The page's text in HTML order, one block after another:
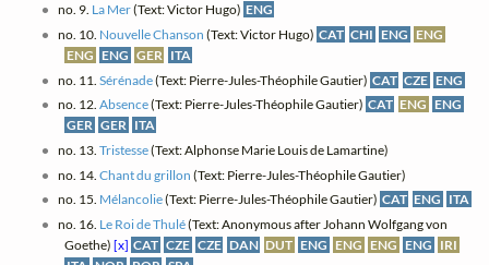
no. 9. La Mer(Text: Victor Hugo) ENG
no. 10. Nouvelle Chanson (Text: Victor Hugo) CAT CHI ENG ENG
ENG ENG GER ITA
no. 11. Sérénade(Text: Pierre-Jules-Théophile Gautier) CAT CZE ENG
no. 12. Absence(Text: Pierre-Jules-Théophile Gautier) CAT ENG ENG
GER GER ITA
no. 13. Tristesse(Text: Alphonse Marie Louis de Lamartine)
no. 14. Chant du grillon (Text: Pierre-Jules-Théophile Gautier)
no. 15. Mélancolie(Text: Pierre-Jules-Théophile Gautier) CAT ENG ITA
no. 16. Le Roi de Thulé(Text: Anonymous after Johann Wolfgang von
Goethe)[x] CAT CZE CZE DAN DUT ENG ENG ENG ENG IRI